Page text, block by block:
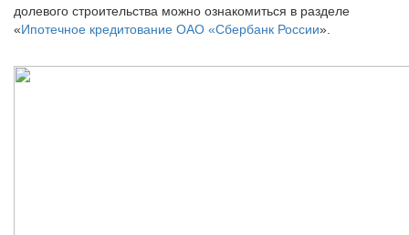
долевого строительства можно ознакомиться в разделе
«Ипотечное кредитование ОАО «Сбербанк России».